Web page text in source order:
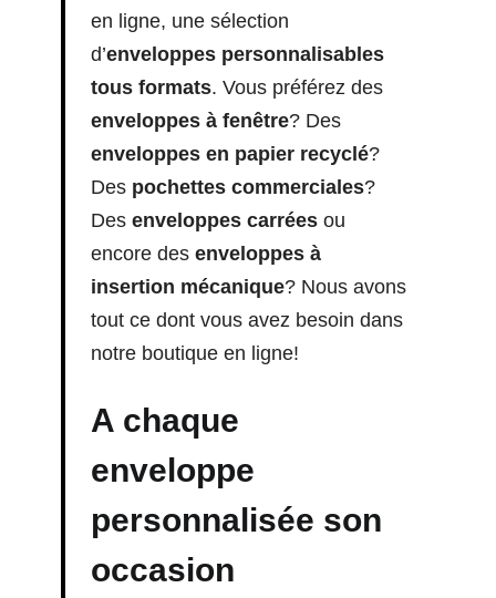
en ligne, une sélection
d’enveloppes personnalisables
tous formats. Vous préférez des
enveloppes à fenêtre? Des
enveloppes en papier recyclé?
Des pochettes commerciales?
Des enveloppes carréesou
encore des enveloppes à
insertion mécanique? Nous avons
tout ce dont vous avez besoin dans
notre boutique en ligne!
A chaque
enveloppe
personnalisée son
occasion